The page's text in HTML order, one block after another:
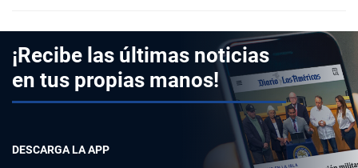
¡Recibe las últimas noticias
en tus propias manos!
DESCARGA LA APP